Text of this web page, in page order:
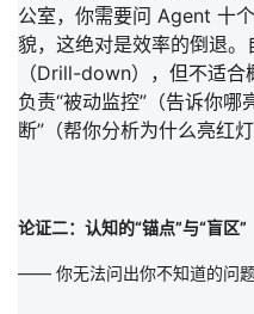
公室，你需要问 Agent 十
貌，这绝对是效率的倒退
（Drill-down） ，但不适合
负责“被动监控”（告诉你
断” （帮你分析为什么亮红灯
论证二：认知的“锚点”与“盲区”
—— 你无法问出你不知道的问